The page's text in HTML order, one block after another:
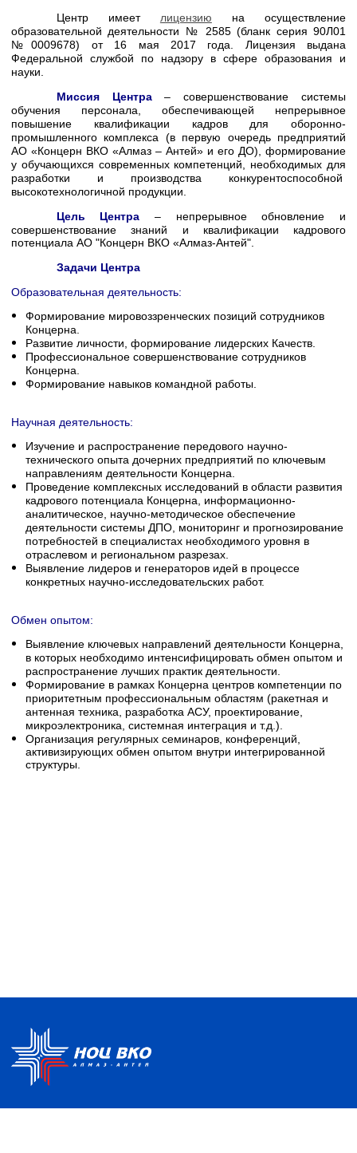
Центр имеет лицензию
на осуществление
образовательной деятельности № 2585 (бланк серия 90Л01
№0009678) от 16 мая 2017 года. Лицензия выдана
Федеральной службой по надзору в сфере образования и
науки.
Миссия Центра – совершенствование системы
обучения персонала, обеспечивающей непрерывное
повышение квалификации кадров для оборонно-
промышленного комплекса (в первую очередь предприятий
АО «Концерн ВКО «Алмаз – Антей» и его ДО), формирование
у обучающихся современных компетенций, необходимых для
разработки и производства конкурентоспособной
высокотехнологичной продукции.
Цель Центра – непрерывное обновление и
совершенствование знаний и квалификации кадрового
потенциала АО "Концерн ВКО «Алмаз-Антей".
Задачи Центра
Образовательная деятельность:
Формирование мировоззренческих позиций сотрудников
Концерна.
Развитие личности, формирование лидерских Качеств.
Профессиональное совершенствование сотрудников
Концерна.
Формирование навыков командной работы.
Научная деятельность:
Изучение и распространение передового научно-
технического опыта дочерних предприятий по ключевым
направлениям деятельности Концерна.
Проведение комплексных исследований в области развития
кадрового потенциала Концерна, информационно-
аналитическое, научно-методическое обеспечение
деятельности системы ДПО, мониторинг и прогнозирование
потребностей в специалистах необходимого уровня в
отраслевом и региональном разрезах.
Выявление лидеров и генераторов идей в процессе
конкретных научно-исследовательских работ.
Обмен опытом:
Выявление ключевых направлений деятельности Концерна,
в которых необходимо интенсифицировать обмен опытом и
распространение лучших практик деятельности.
Формирование в рамках Концерна центров компетенции по
приоритетным профессиональным областям (ракетная и
антенная техника, разработка АСУ, проектирование,
микроэлектроника, системная интеграция и т.д.).
Организация регулярных семинаров, конференций,
активизирующих обмен опытом внутри интегрированной
структуры.